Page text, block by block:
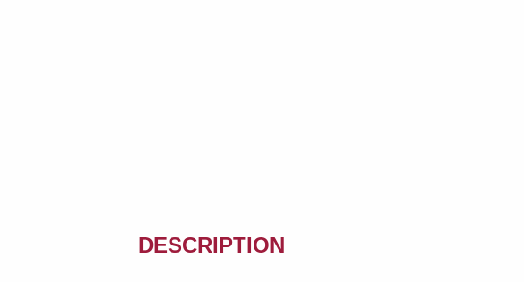
DESCRIPTION